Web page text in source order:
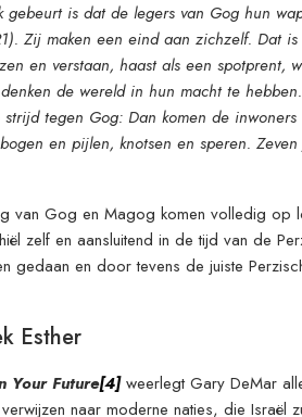
gebeurt is dat de legers van Gog hun
Zij maken een eind aan zichzelf. Dat
en verstaan, haast als een spotprent,
de wereld in hun macht te
tegen Gog: Dan komen de
en pijlen, knotsen en speren.
van Gog en Magog komen volledig op
zelf en aansluitend in de tijd van de
gedaan en door tevens de juiste
Esther
Your Future[4] weerlegt Gary DeMar
naar moderne naties, die Israël